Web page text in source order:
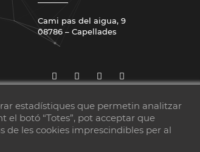
Cami pas del aigua, 9
08786 – Capellades
estadístiques que permetin analitzar
botó “Totes”, pot acceptar que
de les cookies imprescindibles per al